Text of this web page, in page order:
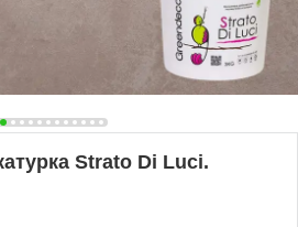
Strato Di Luci.